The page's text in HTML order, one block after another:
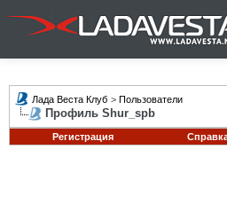
Лада Веста Клуб > Пользователи
Профиль Shur_spb
Регистрация